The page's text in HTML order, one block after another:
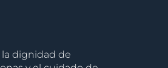
dignidad de